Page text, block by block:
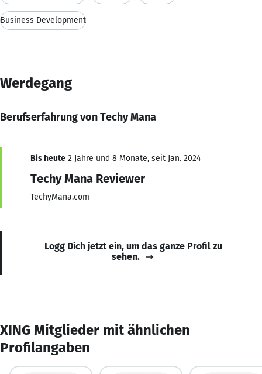
Business Development
Werdegang
Berufserfahrung von Techy Mana
Bis heute 2 Jahre und 8 Monate, seit Jan. 2024
Techy Mana Reviewer
TechyMana.com
Logg Dich jetzt ein, um das ganze Profil zu
sehen.
XING Mitglieder mit ähnlichen
Profilangaben